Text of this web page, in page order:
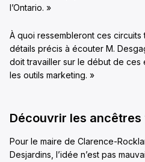
l’Ontario. »
À quoi ressembleront ces
détails précis à écouter M.
doit travailler sur le début de ces
les outils marketing. »
Découvrir les
Pour le maire de Clarence-
Desjardins, l’idée n’est pas